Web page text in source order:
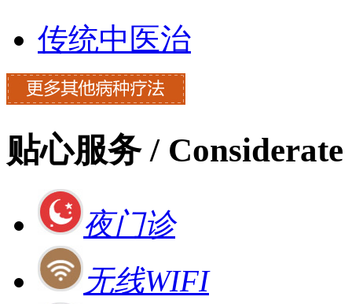
传统中医治
贴心服务 / Considerate
夜门诊
无线WIFI